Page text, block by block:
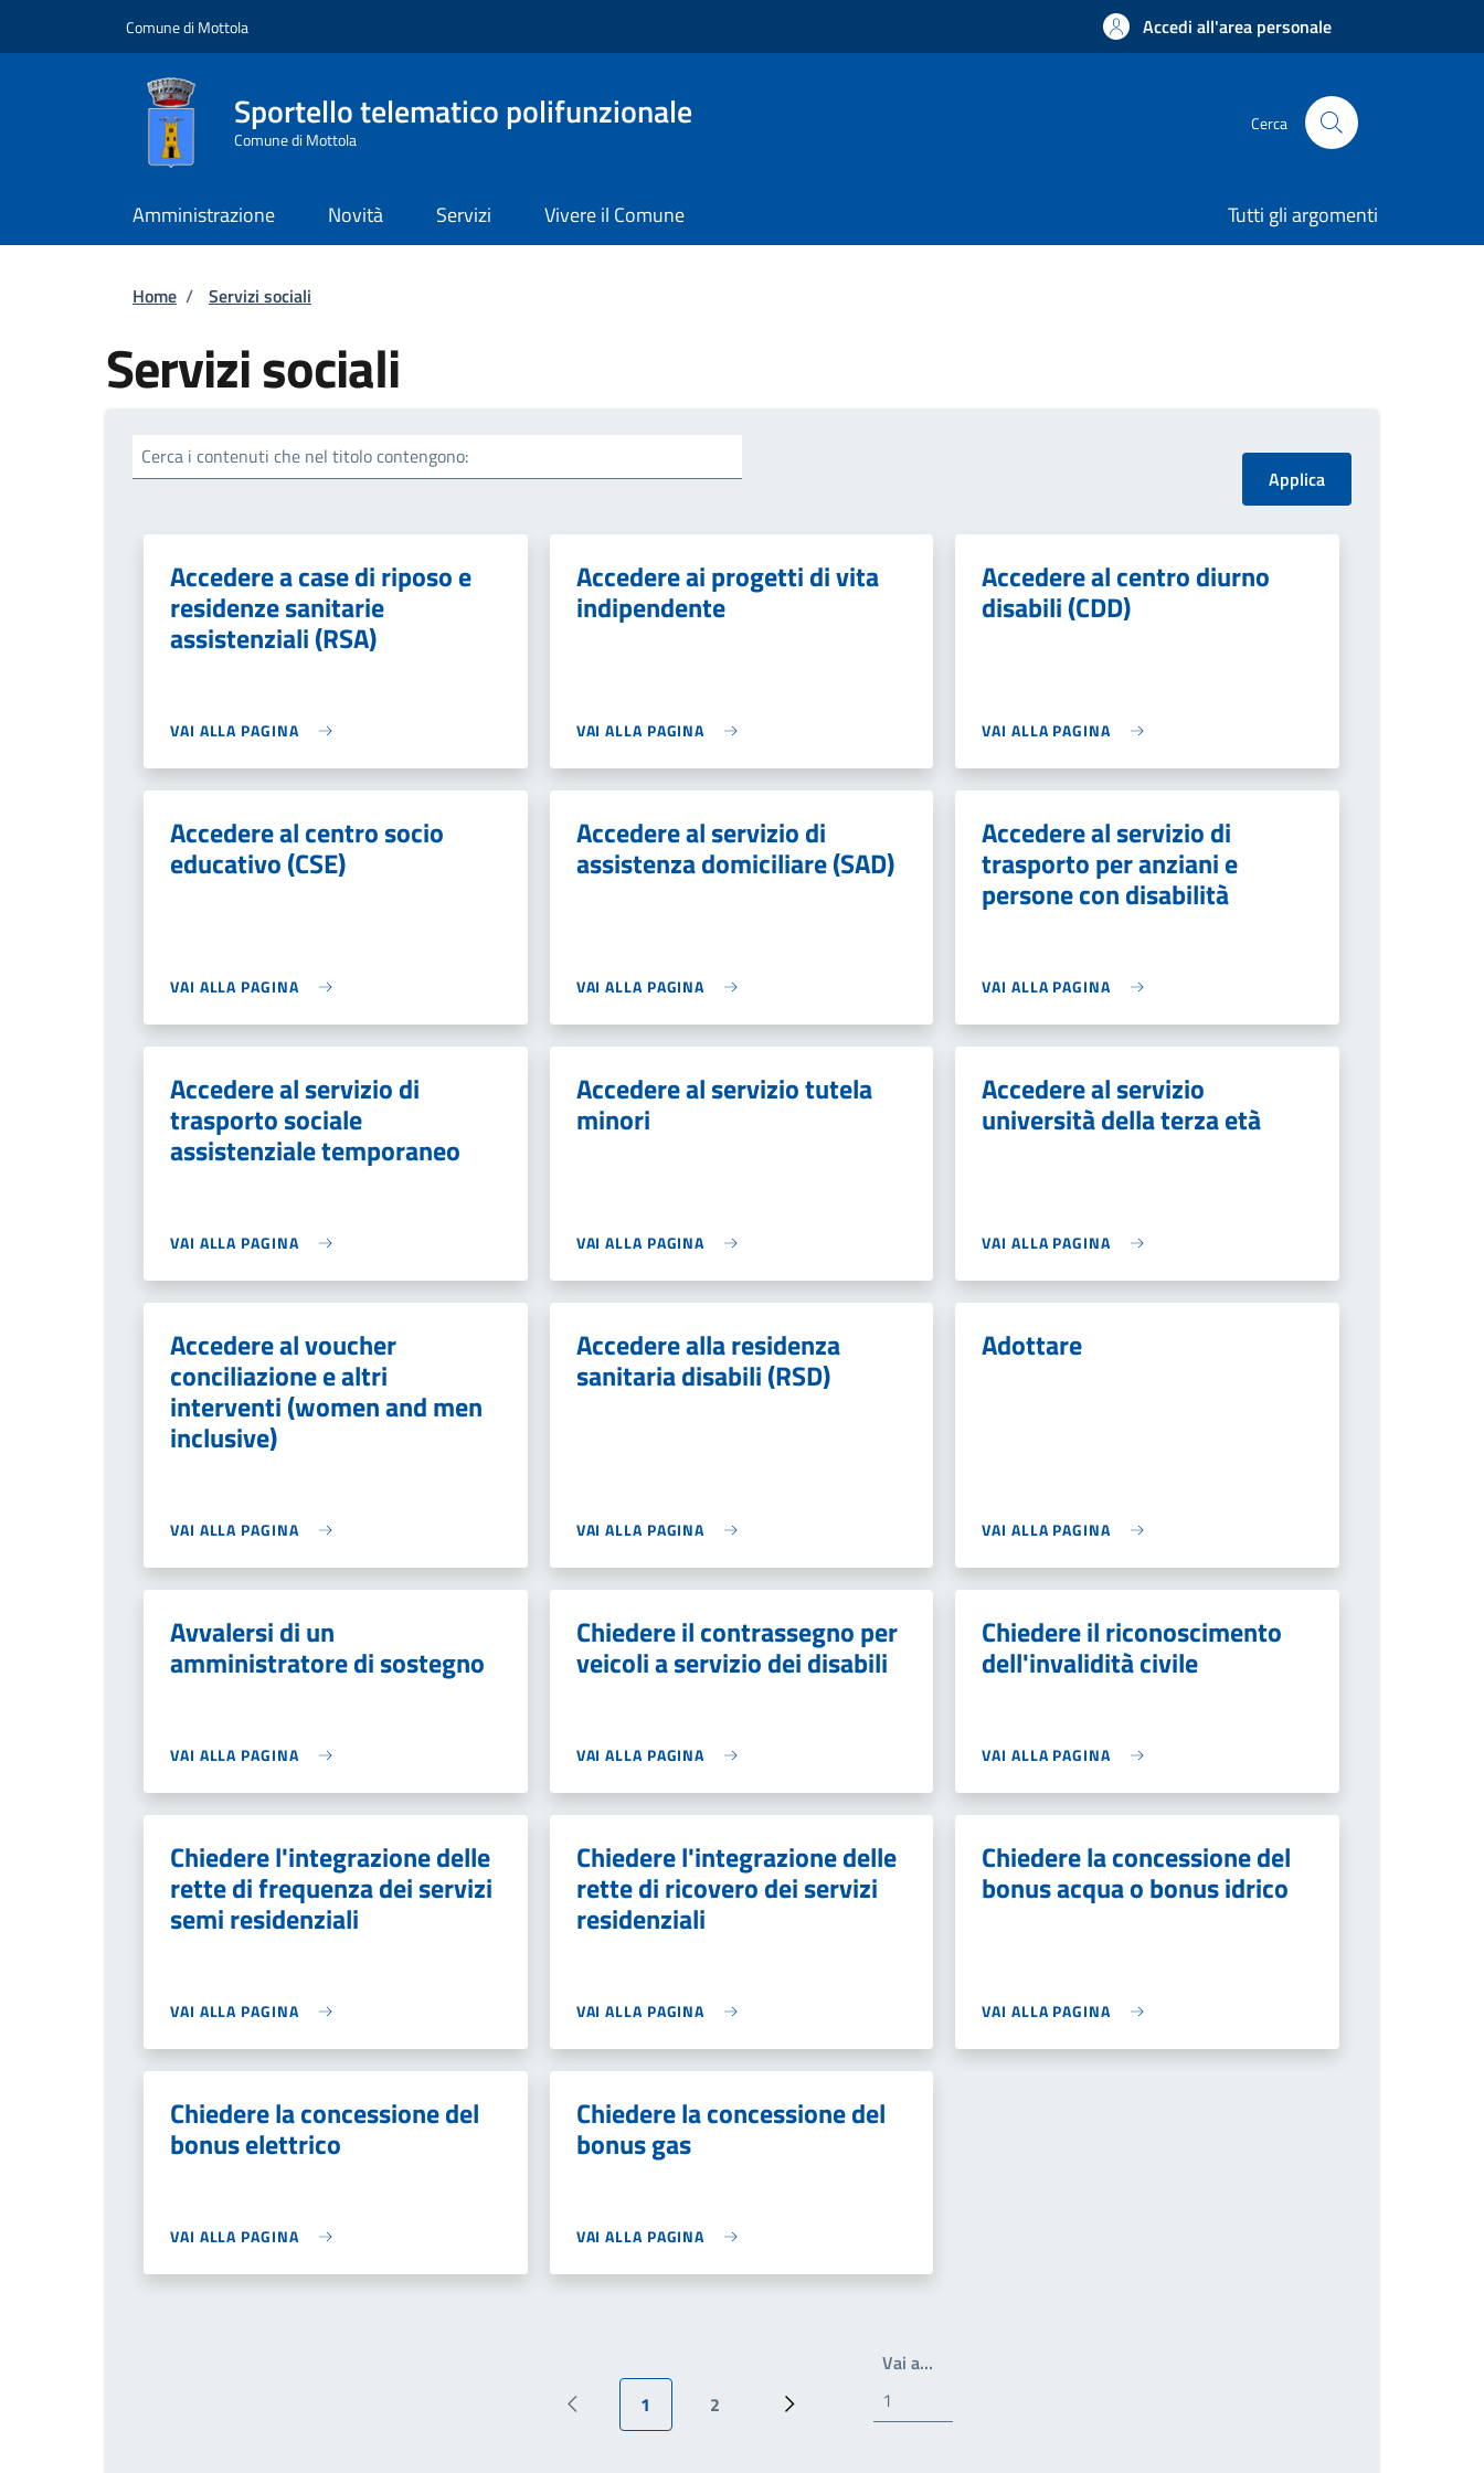
Comune di Mottola Accedi all'area personale
Sportello telematico polifunzionale
Comune di Mottola
Cerca
Amministrazione Novità Servizi Vivere il Comune Tutti gli argomenti
Briciole di pane
Home / Servizi sociali
Servizi sociali
Cerca i contenuti che nel titolo contengono:
Accedere a case di riposo e
residenze sanitarie
assistenziali (RSA)
VAI ALLA PAGINA
Accedere ai progetti di vita
indipendente
VAI ALLA PAGINA
Accedere al centro diurno
disabili (CDD)
VAI ALLA PAGINA
Accedere al centro socio
educativo (CSE)
VAI ALLA PAGINA
Accedere al servizio di
assistenza domiciliare (SAD)
VAI ALLA PAGINA
Accedere al servizio di
trasporto per anziani e
persone con disabilità
VAI ALLA PAGINA
Accedere al servizio di
trasporto sociale
assistenziale temporaneo
VAI ALLA PAGINA
Accedere al servizio tutela
minori
VAI ALLA PAGINA
Accedere al servizio
università della terza età
VAI ALLA PAGINA
Accedere al voucher
conciliazione e altri
interventi (women and men
inclusive)
VAI ALLA PAGINA
Accedere alla residenza
sanitaria disabili (RSD)
VAI ALLA PAGINA
Adottare
VAI ALLA PAGINA
Avvalersi di un
amministratore di sostegno
VAI ALLA PAGINA
Chiedere il contrassegno per
veicoli a servizio dei disabili
VAI ALLA PAGINA
Chiedere il riconoscimento
dell'invalidità civile
VAI ALLA PAGINA
Chiedere l'integrazione delle
rette di frequenza dei servizi
semi residenziali
VAI ALLA PAGINA
Chiedere l'integrazione delle
rette di ricovero dei servizi
residenziali
VAI ALLA PAGINA
Chiedere la concessione del
bonus acqua o bonus idrico
VAI ALLA PAGINA
Chiedere la concessione del
bonus elettrico
VAI ALLA PAGINA
Chiedere la concessione del
bonus gas
VAI ALLA PAGINA
Pagina precedente
Pagina attuale
1
Pagina
2
Pagina successiva
Vai a…Scrivi il numero della pagina a cui andare